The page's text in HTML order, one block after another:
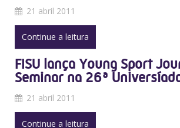
21 abril 2011
Continue a leitura
FISU lança Young Sport
Seminar na 26ª
21 abril 2011
Continue a leitura